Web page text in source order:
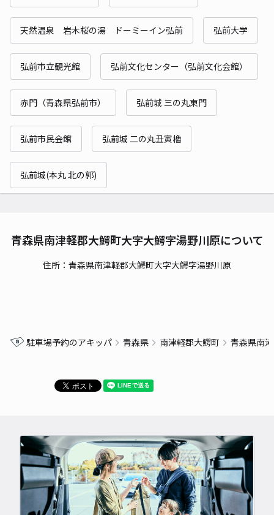
天然温泉 岩木桜の湯 ドーミーイン弘前 弘前大学
弘前市立観光館 弘前文化センター（弘前文化会館）
赤門（青森県弘前市） 弘前城 三の丸東門
弘前市民会館 弘前城 二の丸丑寅櫓
弘前城(本丸 北の郭)
青森県南津軽郡大鰐町大字大鰐字湯野川原について
住所：青森県南津軽郡大鰐町大字大鰐字湯野川原
駐車場予約のアキッパ 青森県 南津軽郡大鰐町 青森県南